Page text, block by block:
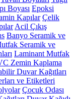
Boyası Epoksi
Kapılar Çelik
Acil Çıkış
Banyo Seramik ve
Seramik ve
Laminant Mutfak
Zemin Kaplama
Duvar Kağıtları
ve Etiketleri
Çocuk Odası